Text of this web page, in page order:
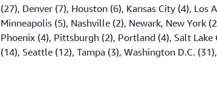
(27), Denver (7), Houston (6), Kansas City (4), Los
Minneapolis (5), Nashville (2), Newark, New York
Phoenix (4), Pittsburgh (2), Portland (4), Salt Lake
(14), Seattle (12), Tampa (3), Washington D.C. (31),